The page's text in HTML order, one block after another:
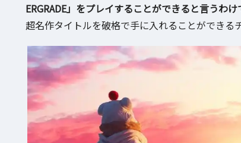
ERGRADE」をプレイすることができると言うわけ
超名作タイトルを破格で手に入れることができる